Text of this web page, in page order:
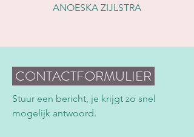
ANOESKA ZIJLSTRA
CONTACTFORMULIER
Stuur een bericht, je krijgt zo snel
mogelijk antwoord.